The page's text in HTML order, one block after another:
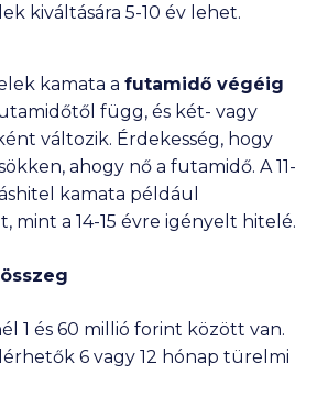
kiváltására 5-10 év lehet.
kamata a futamidő végéig
függ, és két- vagy
változik. Érdekesség, hogy
ahogy nő a futamidő. A 11-
kamata például
mint a 14-15 évre igényelt hitelé.
1 és 60 millió forint között van.
6 vagy 12 hónap türelmi